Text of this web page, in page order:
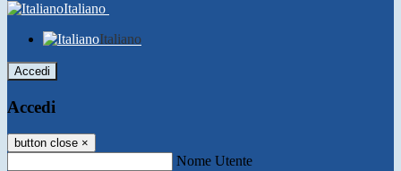
Italiano
Italiano
Accedi
Accedi
button close ×
Nome Utente